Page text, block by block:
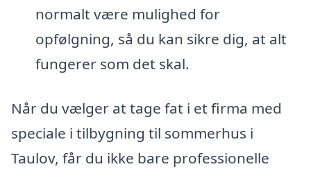
normalt være mulighed for
opfølgning, så du kan sikre dig, at alt
fungerer som det skal.
Når du vælger at tage fat i et firma med
speciale i tilbygning til sommerhus i
Taulov, får du ikke bare professionelle